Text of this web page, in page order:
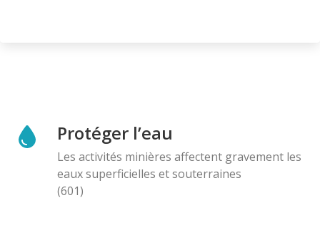
Protéger l’eau
Les activités minières affectent gravement les
eaux superficielles et souterraines
(601)